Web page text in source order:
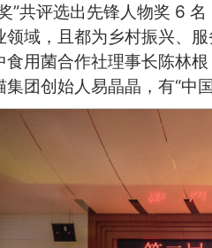
”共评选出先锋人物奖 6
域，且都为乡村振兴、
食用菌合作社理事长陈林
团创始人易晶晶，有“中